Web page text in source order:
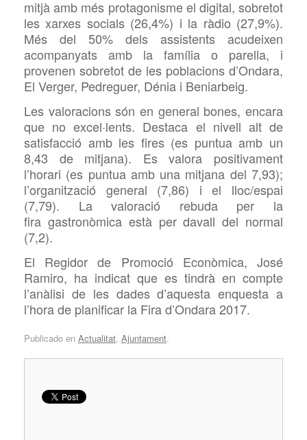
mitjà amb més protagonisme el digital, sobretot
les xarxes socials (26,4%) i la ràdio (27,9%).
Més del 50% dels assistents acudeixen
acompanyats amb la família o parella, i
provenen sobretot de les poblacions d’Ondara,
El Verger, Pedreguer, Dénia i Beniarbeig.
Les valoracions són en general bones, encara
que no excel·lents. Destaca el nivell alt de
satisfacció amb les fires (es puntua amb un
8,43 de mitjana). Es valora positivament
l’horari (es puntua amb una mitjana del 7,93);
l’organització general (7,86) i el lloc/espai
(7,79). La valoració rebuda per la
fira gastronòmica està per davall del normal
(7,2).
El Regidor de Promoció Econòmica, José
Ramiro, ha indicat que es tindrà en compte
l’anàlisi de les dades d’aquesta enquesta a
l’hora de planificar la Fira d’Ondara 2017.
Publicado en Actualitat, Ajuntament.